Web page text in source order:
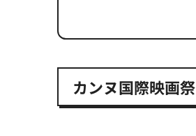
カンヌ国際映画祭